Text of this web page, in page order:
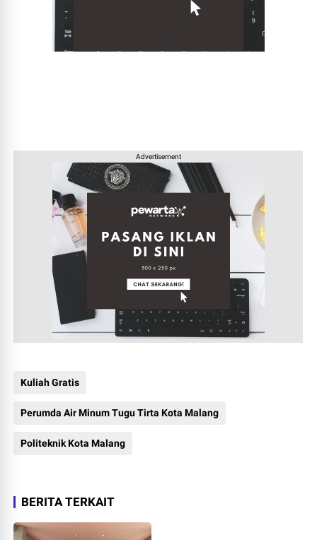
Advertisement
Kuliah Gratis
Perumda Air Minum Tugu Tirta Kota Malang
Politeknik Kota Malang
BERITA TERKAIT